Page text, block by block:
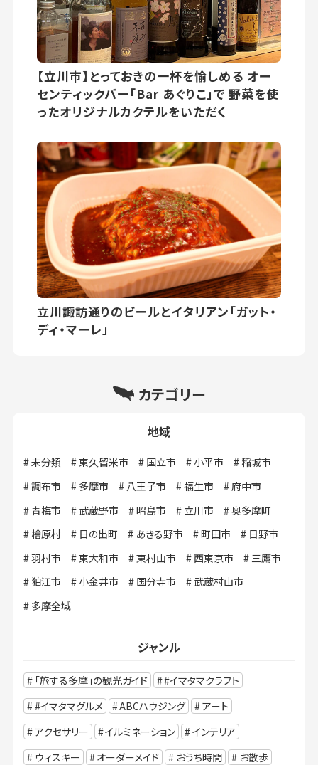
【立川市】とっておきの一杯を愉しめる オー
センティックバー「Bar あぐりこ」で 野菜を使
ったオリジナルカクテルをいただく
立川諏訪通りのビールとイタリアン「ガット・
ディ・マーレ」
カテゴリー
地域
未分類 東久留米市 国立市 小平市
稲城市
調布市
多摩市 八王子市 福生市
府中市
青梅市
武蔵野市 昭島市 立川市
奥多摩町
檜原村
日の出町 あきる野市 町田市
日野市
羽村市
東大和市 東村山市 西東京市
三鷹市
狛江市
小金井市 国分寺市
武蔵村山市
多摩全域
ジャンル
「旅する多摩」の観光ガイド
#イマタマクラフト
#イマタマグルメ
ABCハウジング
アート
アクセサリー
イルミネーション
インテリア
ウィスキー
オーダーメイド おうち時間
お散歩